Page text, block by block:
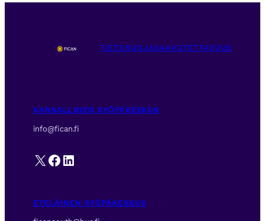
TIETOSUOJASAAVUTETTAVUUS
KANSALLINEN SYÖPÄKESKUS
info@fican.fi
X Facebook
LinkedIn
ETELÄINEN SYÖPÄKESKUS